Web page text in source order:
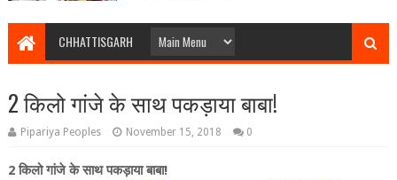
CHHATTISGARH
2 किलो गांजे के साथ पकड़ाया बाबा!
Pipariya Peoples November 15, 2018 0
2 किलो गांजे के साथ पकड़ाया बाबा!